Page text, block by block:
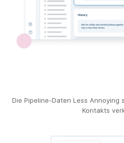
Die Pipeline-Daten Less Annoying
Kontakts